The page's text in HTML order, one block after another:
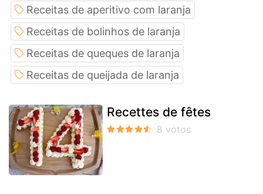
Receitas de aperitivo com laranja
Receitas de bolinhos de laranja
Receitas de queques de laranja
Receitas de queijada de laranja
Recettes de fêtes